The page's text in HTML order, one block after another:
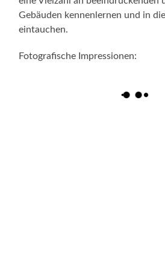
Gebäuden kennenlernen und in
eintauchen.
Fotografische Impressionen: